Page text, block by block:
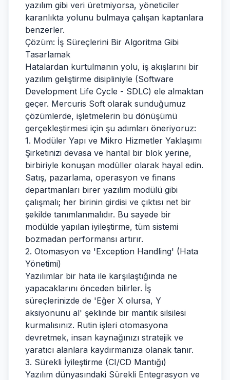
yazılım gibi veri üretmiyorsa, yöneticiler
karanlıkta yolunu bulmaya çalışan kaptanlara
benzerler.
Çözüm: İş Süreçlerini Bir Algoritma Gibi
Tasarlamak
Hatalardan kurtulmanın yolu, iş akışlarını bir
yazılım geliştirme disipliniyle (Software
Development Life Cycle - SDLC) ele almaktan
geçer. Mercuris Soft olarak sunduğumuz
çözümlerde, işletmelerin bu dönüşümü
gerçekleştirmesi için şu adımları öneriyoruz:
1. Modüler Yapı ve Mikro Hizmetler Yaklaşımı
Şirketinizi devasa ve hantal bir blok yerine,
birbiriyle konuşan modüller olarak hayal edin.
Satış, pazarlama, operasyon ve finans
departmanları birer yazılım modülü gibi
çalışmalı; her birinin girdisi ve çıktısı net bir
şekilde tanımlanmalıdır. Bu sayede bir
modülde yapılan iyileştirme, tüm sistemi
bozmadan performansı artırır.
2. Otomasyon ve 'Exception Handling' (Hata
Yönetimi)
Yazılımlar bir hata ile karşılaştığında ne
yapacaklarını önceden bilirler. İş
süreçlerinizde de 'Eğer X olursa, Y
aksiyonunu al' şeklinde bir mantık silsilesi
kurmalısınız. Rutin işleri otomasyona
devretmek, insan kaynağınızı stratejik ve
yaratıcı alanlara kaydırmanıza olanak tanır.
3. Sürekli İyileştirme (CI/CD Mantığı)
Yazılım dünyasındaki Sürekli Entegrasyon ve